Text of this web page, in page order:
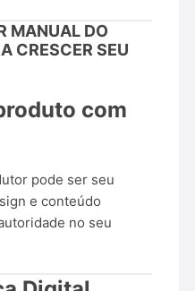
MANUAL DO
CRESCER SEU
com
pode ser seu
e conteúdo
no seu